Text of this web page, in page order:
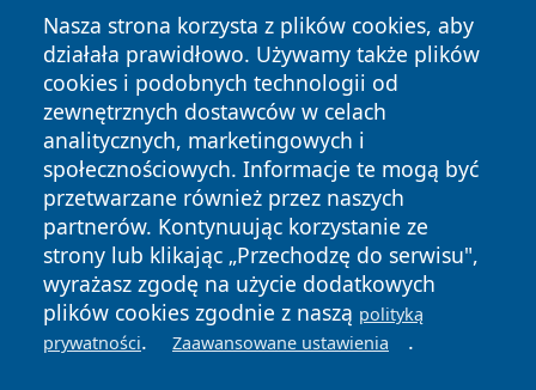
Nasza strona korzysta z plików cookies, aby
działała prawidłowo. Używamy także plików
cookies i podobnych technologii od
zewnętrznych dostawców w celach
analitycznych, marketingowych i
społecznościowych. Informacje te mogą być
przetwarzane również przez naszych
partnerów. Kontynuując korzystanie ze
strony lub klikając „Przechodzę do serwisu",
wyrażasz zgodę na użycie dodatkowych
plików cookies zgodnie z naszą polityką
prywatności. Zaawansowane ustawienia .
Copyright © 2026 ciechanowski24.pl Wszystkie prawa
zastrzeżone.
News Autorzy
Polityka
Prywatności
Polityka
Cookies